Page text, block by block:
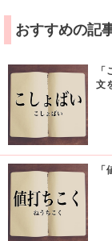
おすすめの記
文